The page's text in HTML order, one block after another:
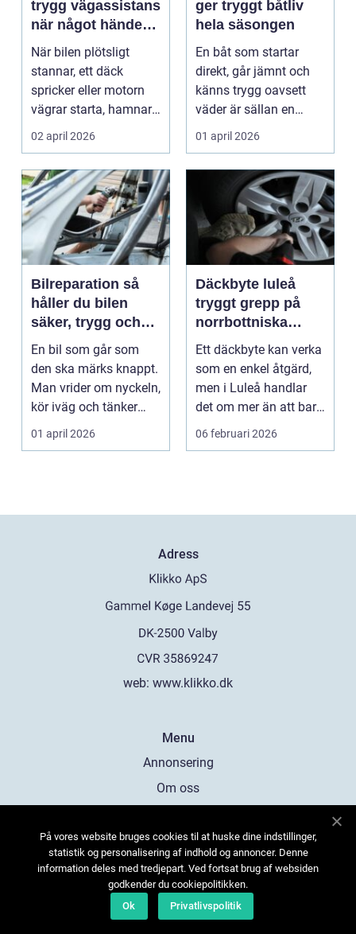
trygg vägassistans
när något händer
på vägen
När bilen plötsligt
stannar, ett däck
spricker eller motorn
vägrar starta, hamnar
många i samma läge...
02 april 2026
ger tryggt båtliv
hela säsongen
En båt som startar
direkt, går jämnt och
känns trygg oavsett
väder är sällan en
slump. Bakom varje
01 april 2026
Bilreparation så
håller du bilen
säker, trygg och
ekonomisk
En bil som går som
den ska märks knappt.
Man vrider om nyckeln,
kör iväg och tänker
inte mer på det....
01 april 2026
Däckbyte luleå
tryggt grepp på
norrbottniska
vägar
Ett däckbyte kan verka
som en enkel åtgärd,
men i Luleå handlar
det om mer än att bara
byta gummi mo...
06 februari 2026
Adress
web: www.klikko.dk
Menu
Annonsering
Om oss
Kontakta oss
Sitemap
På vores website bruges cookies til at huske dine indstillinger,
statistik og personalisering af indhold og annoncer. Denne
information deles med tredjepart. Ved fortsat brug af websiden
godkender du cookiepolitikken.
Ok
Privatlivspolitik